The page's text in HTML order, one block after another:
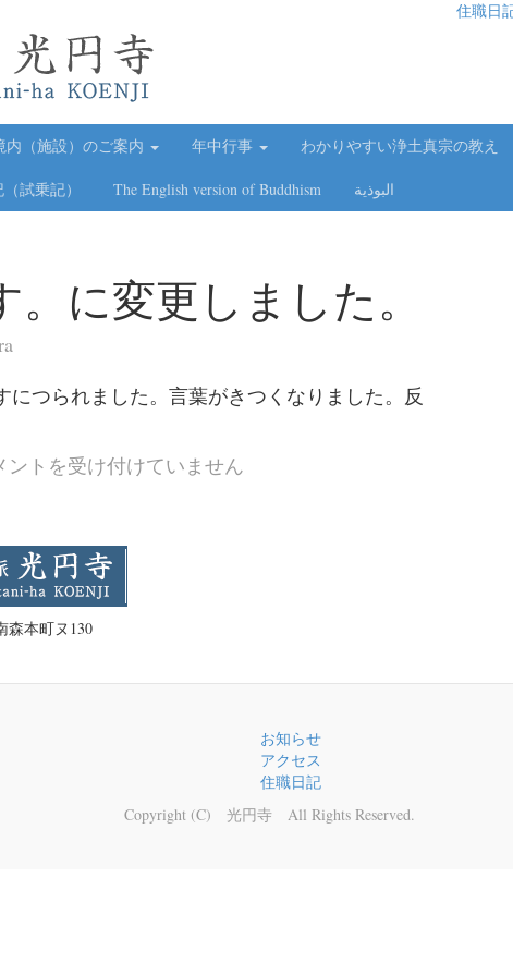
住職日
内（施設）のご案内 年中行事 わかりやすい浄土真宗の教え
試乗記） The English version of Buddhism البوذية
に変更しました。
につられました。言葉がきつくなりました。反
ントを受け付けていません
森本町ヌ130
お知らせ
アクセス
住職日記
Copyright (C) 光円寺 All Rights Reserved.